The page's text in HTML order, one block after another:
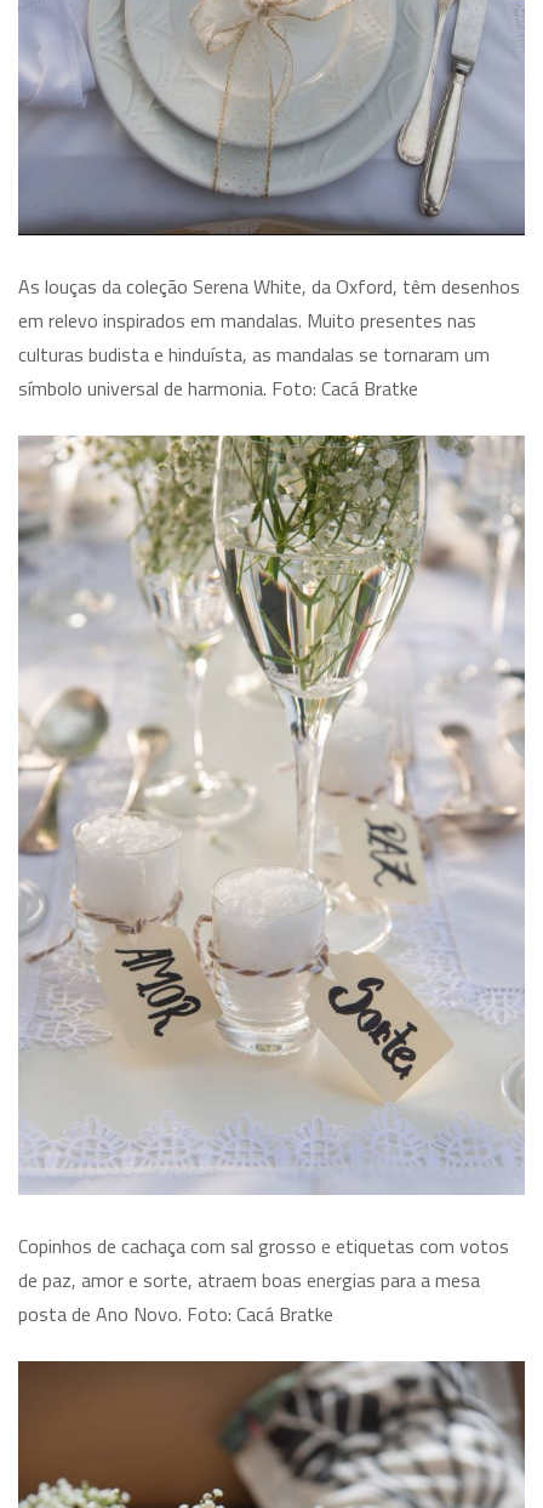
As louças da coleção Serena White, da Oxford, têm desenhos
em relevo inspirados em mandalas. Muito presentes nas
culturas budista e hinduísta, as mandalas se tornaram um
símbolo universal de harmonia. Foto: Cacá Bratke
Copinhos de cachaça com sal grosso e etiquetas com votos
de paz, amor e sorte, atraem boas energias para a mesa
posta de Ano Novo. Foto: Cacá Bratke